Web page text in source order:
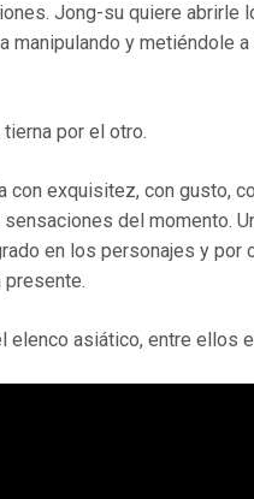
Jong-su quiere abrirle
manipulando y metiéndole
por el otro.
con exquisitez, con gusto,
del momento.
en los personajes y por
presente.
elenco asiático, entre ellos